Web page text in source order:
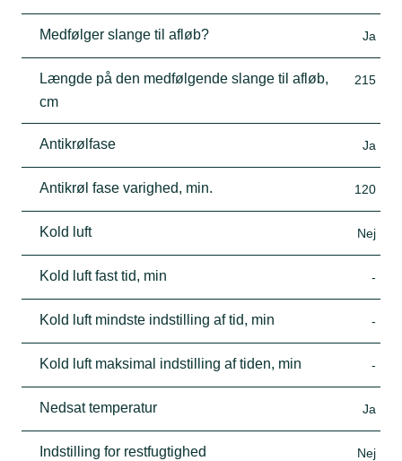
Medfølger slange til afløb? Ja
Længde på den medfølgende slange til afløb,
cm
215
Antikrølfase Ja
Antikrøl fase varighed, min. 120
Kold luft Nej
Kold luft fast tid, min -
Kold luft mindste indstilling af tid, min -
Kold luft maksimal indstilling af tiden, min -
Nedsat temperatur Ja
Indstilling for restfugtighed
Nej